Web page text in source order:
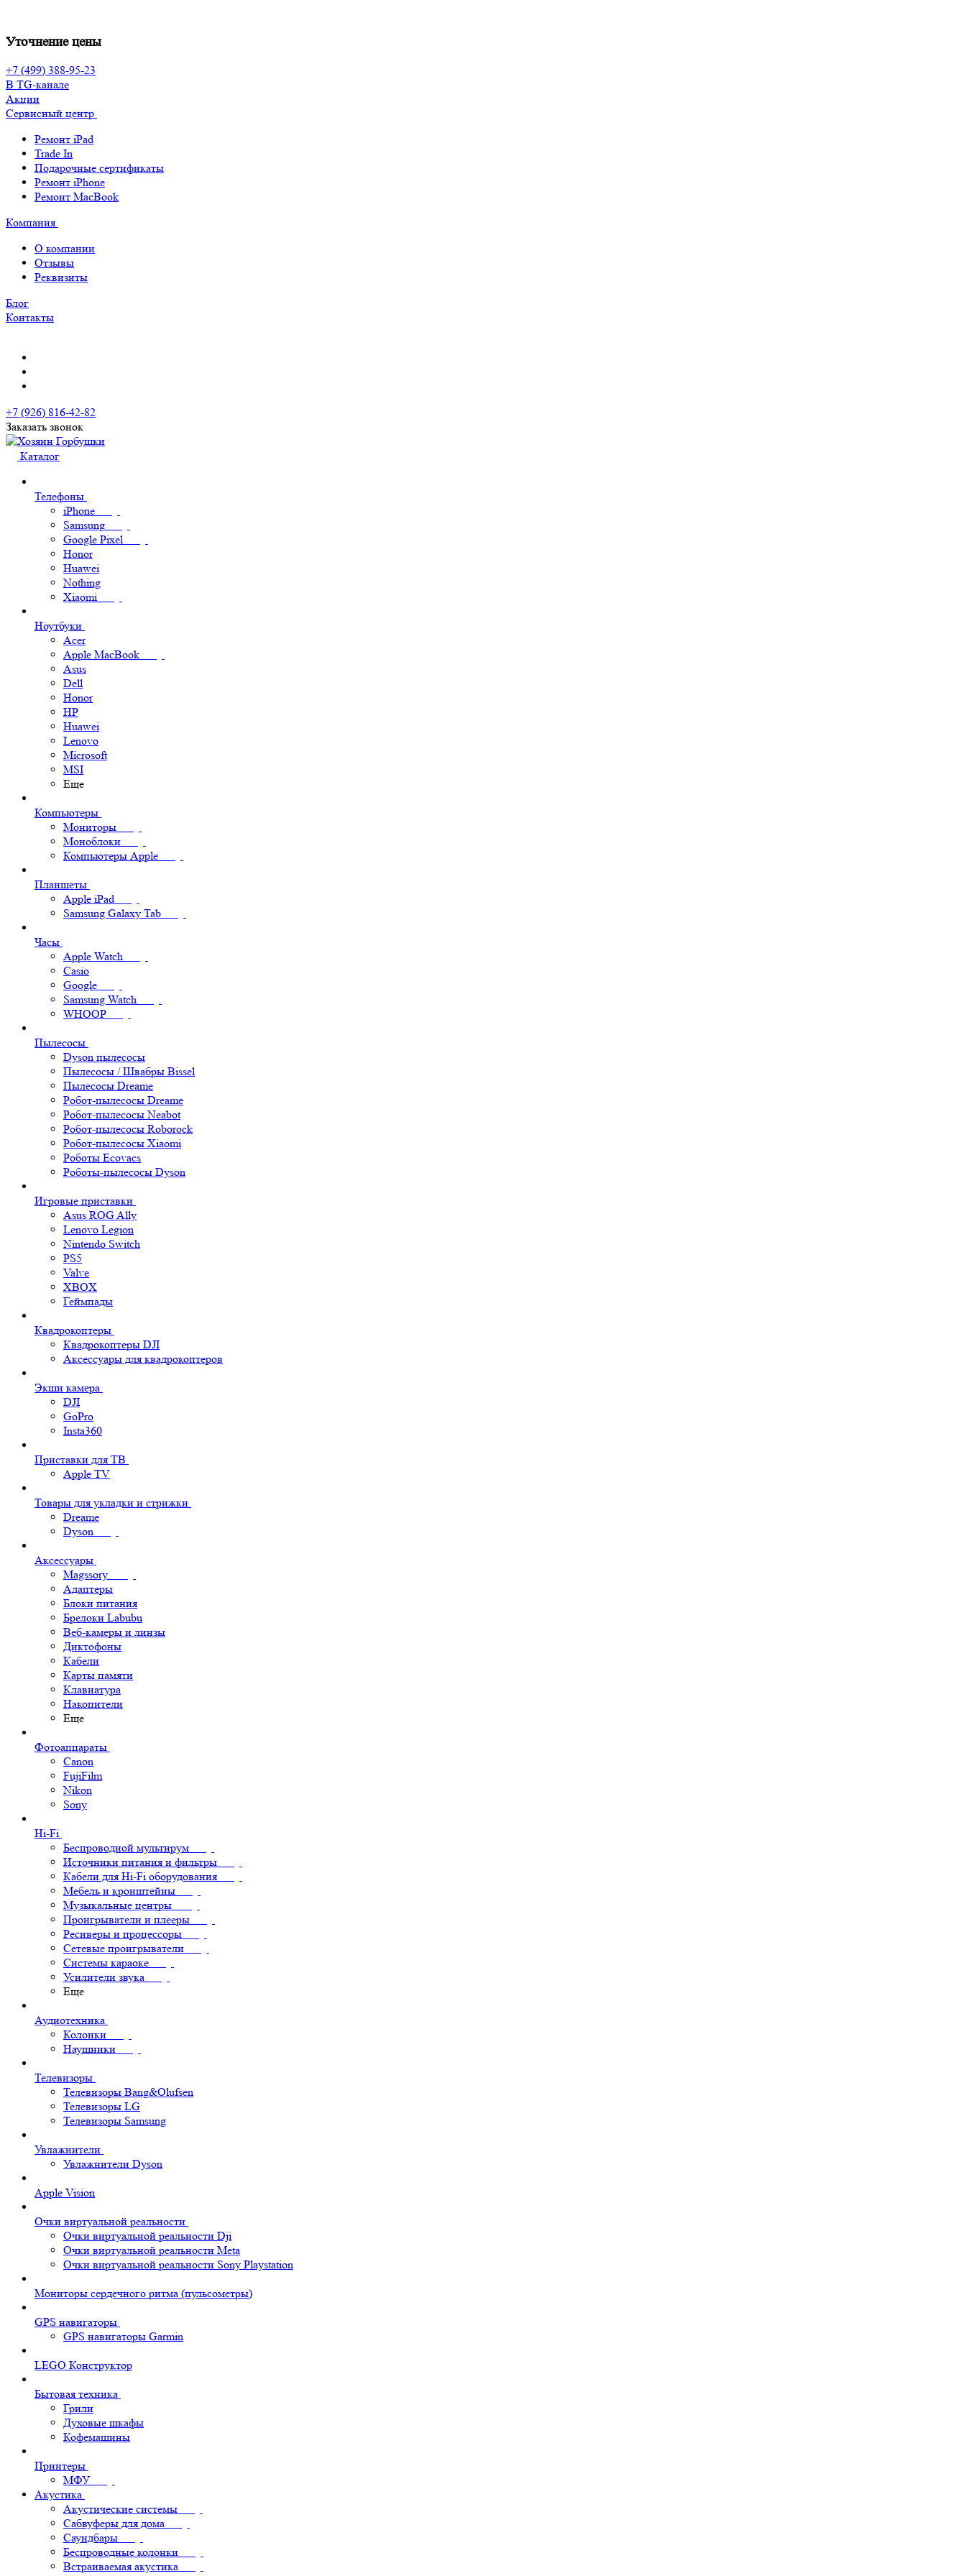
Уточнение цены
+7 (499) 388-95-23
В TG-канале
Акции
Сервисный центр
Ремонт iPad
Trade In
Подарочные сертификаты
Ремонт iPhone
Ремонт MacBook
Компания
О компании
Отзывы
Реквизиты
Блог
Контакты
+7 (926) 816-42-82
Заказать звонок
Каталог
Телефоны
iPhone
Samsung
Google Pixel
Honor
Huawei
Nothing
Xiaomi
Ноутбуки
Acer
Apple MacBook
Asus
Dell
Honor
HP
Huawei
Lenovo
Microsoft
MSI
Еще
Компьютеры
Мониторы
Моноблоки
Компьютеры Apple
Планшеты
Apple iPad
Samsung Galaxy Tab
Часы
Apple Watch
Casio
Google
Samsung Watch
WHOOP
Пылесосы
Dyson пылесосы
Пылесосы / Швабры Bissel
Пылесосы Dreame
Робот-пылесосы Dreame
Робот-пылесосы Neabot
Робот-пылесосы Roborock
Робот-пылесосы Xiaomi
Роботы Ecovacs
Роботы-пылесосы Dyson
Игровые приставки
Asus ROG Ally
Lenovo Legion
Nintendo Switch
PS5
Valve
XBOX
Геймпады
Квадрокоптеры
Квадрокоптеры DJI
Аксессуары для квадрокоптеров
Экшн камера
DJI
GoPro
Insta360
Приставки для ТВ
Apple TV
Товары для укладки и стрижки
Dreame
Dyson
Аксессуары
Magssory
Адаптеры
Блоки питания
Брелоки Labubu
Веб-камеры и линзы
Диктофоны
Кабели
Карты памяти
Клавиатура
Накопители
Еще
Фотоаппараты
Canon
FujiFilm
Nikon
Sony
Hi-Fi
Беспроводной мультирум
Источники питания и фильтры
Кабели для Hi-Fi оборудования
Мебель и кронштейны
Музыкальные центры
Проигрыватели и плееры
Ресиверы и процессоры
Сетевые проигрыватели
Системы караоке
Усилители звука
Еще
Аудиотехника
Колонки
Наушники
Телевизоры
Телевизоры Bang&Olufsen
Телевизоры LG
Телевизоры Samsung
Увлажнители
Увлажнители Dyson
Apple Vision
Очки виртуальной реальности
Очки виртуальной реальности Dji
Очки виртуальной реальности Meta
Очки виртуальной реальности Sony Playstation
Мониторы сердечного ритма (пульсометры)
GPS навигаторы
GPS навигаторы Garmin
LEGO Конструктор
Бытовая техника
Грили
Духовые шкафы
Кофемашины
Принтеры
МФУ
Акустика
Акустические системы
Сабвуферы для дома
Саундбары
Беспроводные колонки
Встраиваемая акустика